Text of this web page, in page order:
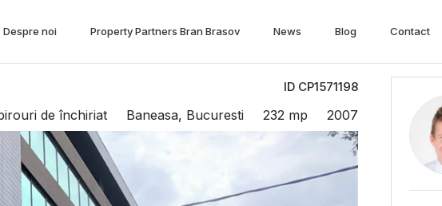
Despre noi Property Partners Bran Brasov News Blog Contact
ID CP1571198
de închiriat Baneasa, Bucuresti 232 mp 2007